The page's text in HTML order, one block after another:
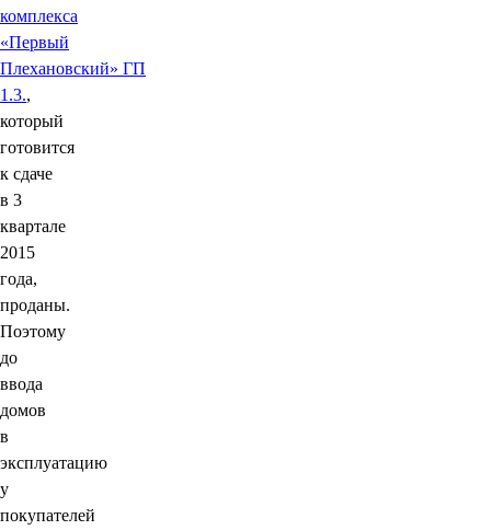
комплекса
«Первый
Плехановский» ГП
1.3.,
который
готовится
к сдаче
в 3
квартале
2015
года,
проданы.
Поэтому
до
ввода
домов
в
эксплуатацию
у
покупателей